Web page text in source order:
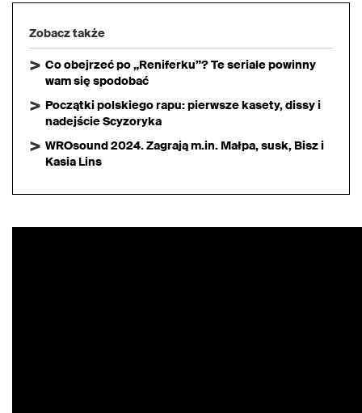
Zobacz także
Co obejrzeć po „Reniferku”? Te seriale powinny
wam się spodobać
Początki polskiego rapu: pierwsze kasety, dissy i
nadejście Scyzoryka
WROsound 2024. Zagrają m.in. Małpa, susk, Bisz i
Kasia Lins